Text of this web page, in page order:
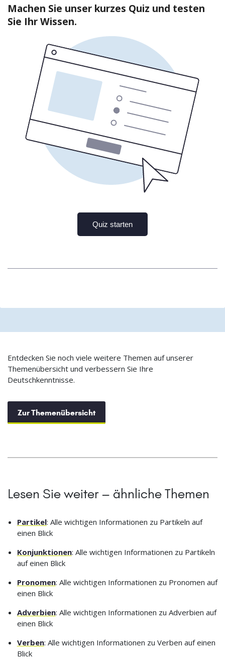
Entdecken Sie noch viele weitere Themen auf unserer
Themenübersicht und verbessern Sie Ihre
Deutschkenntnisse.
Zur Themenübersicht
Lesen Sie weiter – ähnliche Themen
Partikel: Alle wichtigen Informationen zu Partikeln auf
einen Blick
Konjunktionen: Alle wichtigen Informationen zu Partikeln
auf einen Blick
Pronomen: Alle wichtigen Informationen zu Pronomen auf
einen Blick
Adverbien: Alle wichtigen Informationen zu Adverbien auf
einen Blick
Verben: Alle wichtigen Informationen zu Verben auf einen
Blick